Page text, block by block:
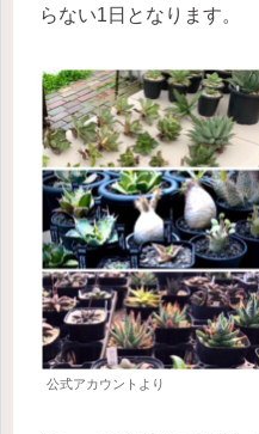
らない1日となります。
公式アカウントより